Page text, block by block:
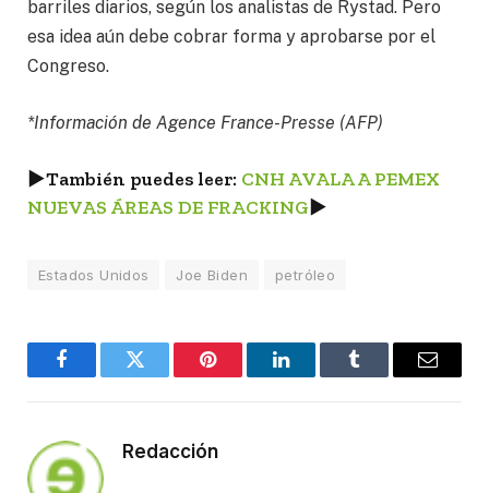
barriles diarios, según los analistas de Rystad. Pero
esa idea aún debe cobrar forma y aprobarse por el
Congreso.
*Información de Agence France-Presse (AFP)
►También puedes leer: CNH AVALA A PEMEX
NUEVAS ÁREAS DE FRACKING►
Estados Unidos Joe Biden petróleo
FacebookTwitter Pinterest LinkedInTumblr Email
Redacción